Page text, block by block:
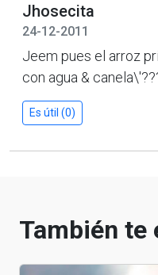
Jhosecita
24-12-2011
Jeem pues el arroz
con agua &
Es útil (0)
También te